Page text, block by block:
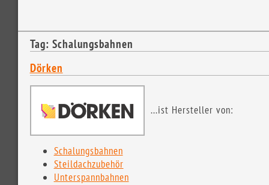
Tag: Schalungsbahnen
Dörken
...ist Hersteller von:
Schalungsbahnen
Steildachzubehör
Unterspannbahnen